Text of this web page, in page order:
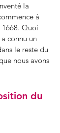
la
à
Quoi
connu un
le reste du
nous avons
du